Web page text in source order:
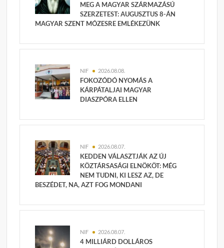
MEG A MAGYAR SZÁRMAZÁSÚ
SZERZETEST: AUGUSZTUS 8-ÁN
MAGYAR SZENT MÓZESRE EMLÉKEZÜNK
NIF 2026.08.08.
FOKOZÓDÓ NYOMÁS A
KÁRPÁTALJAI MAGYAR
DIASZPÓRA ELLEN
NIF 2026.08.07.
KEDDEN VÁLASZTJÁK AZ ÚJ
KÖZTÁRSASÁGI ELNÖKÖT: MÉG
NEM TUDNI, KI LESZ AZ, DE
BESZÉDET, NA, AZT FOG MONDANI
NIF 2026.08.07.
4 MILLIÁRD DOLLÁROS